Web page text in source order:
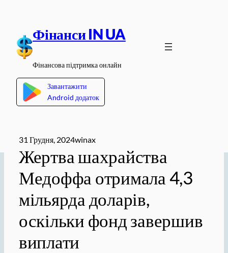
вмісту
Фінанси IN UA
Фінансова підтримка онлайн
Завантажити
Android додаток
31 Грудня, 2024winax
Жертва шахрайства
Медоффа отримала 4,3
мільярда доларів,
оскільки фонд завершив
виплати